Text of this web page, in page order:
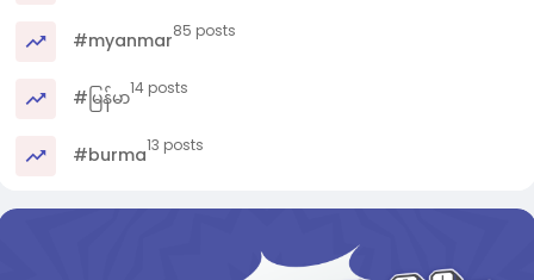
#myanmar85 posts
#မြန်မာ14 posts
#burma13 posts